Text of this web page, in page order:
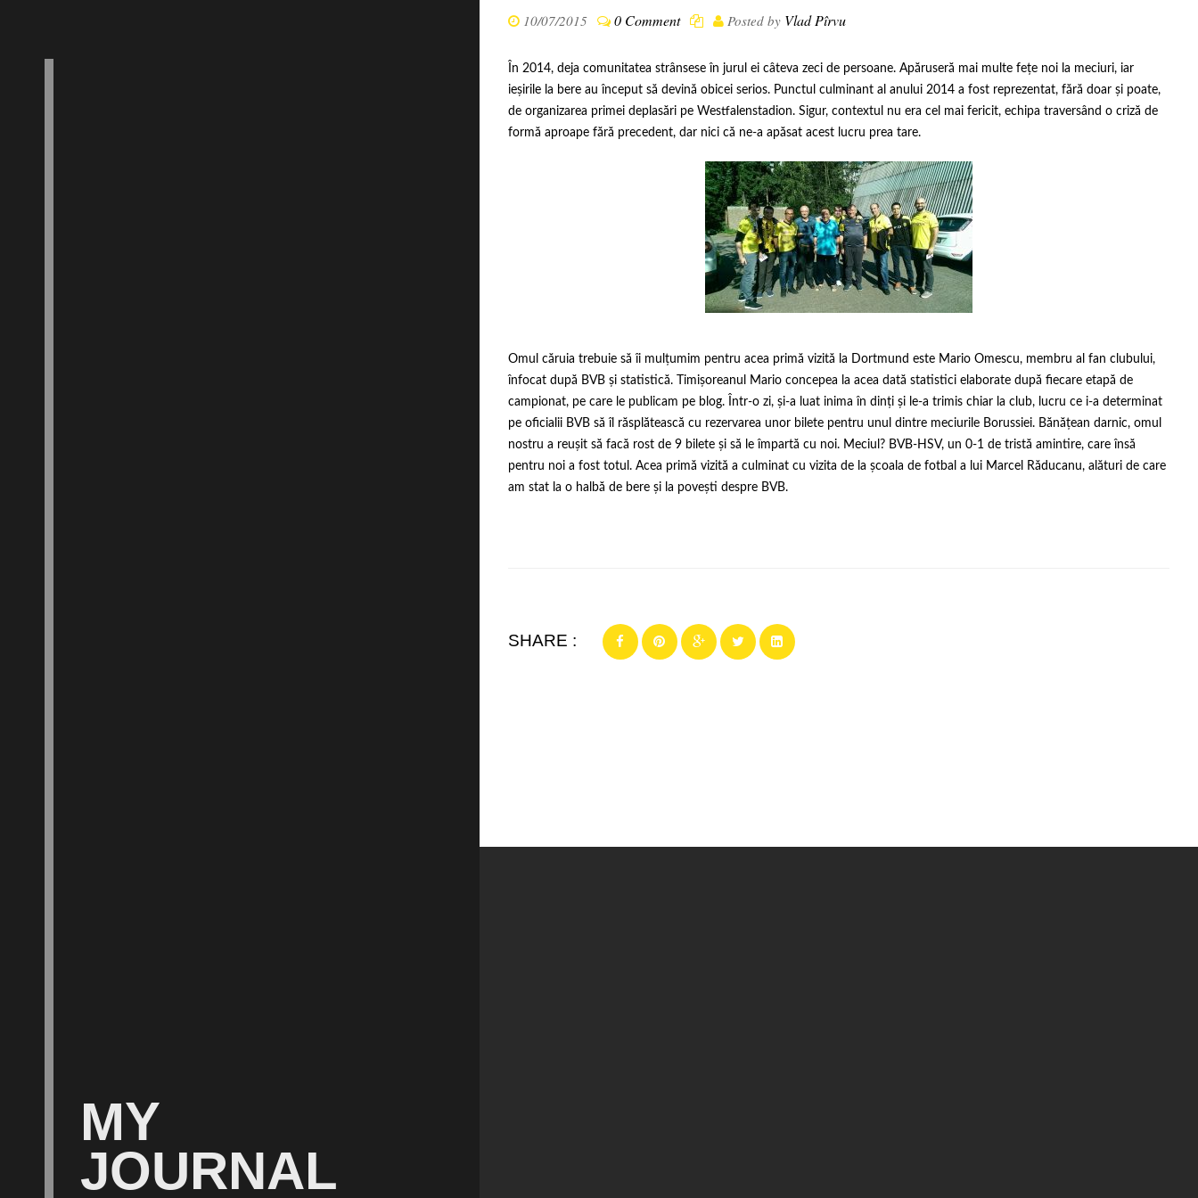
MY
JOURNAL
10/07/2015 0 Comment Posted by Vlad Pîrvu
În 2014, deja comunitatea strânsese în jurul ei câteva zeci de persoane. Apăruseră mai multe fețe noi la meciuri, iar
ieșirile la bere au început să devină obicei serios. Punctul culminant al anului 2014 a fost reprezentat, fără doar și poate,
de organizarea primei deplasări pe Westfalenstadion. Sigur, contextul nu era cel mai fericit, echipa traversând o criză de
formă aproape fără precedent, dar nici că ne-a apăsat acest lucru prea tare.
Omul căruia trebuie să îi mulțumim pentru acea primă vizită la Dortmund este Mario Omescu, membru al fan clubului,
înfocat după BVB și statistică. Timișoreanul Mario concepea la acea dată statistici elaborate după fiecare etapă de
campionat, pe care le publicam pe blog. Într-o zi, și-a luat inima în dinți și le-a trimis chiar la club, lucru ce i-a determinat
pe oficialii BVB să îl răsplătească cu rezervarea unor bilete pentru unul dintre meciurile Borussiei. Bănățean darnic, omul
nostru a reușit să facă rost de 9 bilete și să le împartă cu noi. Meciul? BVB-HSV, un 0-1 de tristă amintire, care însă
pentru noi a fost totul. Acea primă vizită a culminat cu vizita de la școala de fotbal a lui Marcel Răducanu, alături de care
am stat la o halbă de bere și la povești despre BVB.
SHARE :